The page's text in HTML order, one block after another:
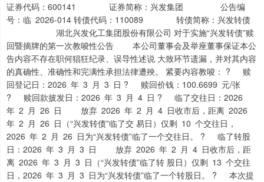
证券代码：600141 证券简称：兴发集团 公告编
号：临 2026-014 转债代码：110089 转债简称：兴发转债
湖北兴发化工集团股份有限公司 对于实施“兴发转债”赎
回暨摘牌的第一次教唆性公告 本公司董事会及举座董事保证本公
告内容不存在职何猖狂纪录、误导性述说 大致环节遗漏，并对其内容
的真确性、准确性和完满性承担法律遭殃。 紧要内容教唆： ? 赎
回登记日：2026 年 3 月 3 日 ? 赎回价钱：100.6699 元/张
? 赎回款披发日：2026 年 3 月 4 日 ? 临了交往日：2026
年 2 月 26 日 放弃 2026 年 2 月 4 日收市后，距离 2026
年 2 月 26 日（“兴发转债”临了交 易日）仅剩 10 个交往日，
2026 年 2 月 26 日为“兴发转债”临了一个交往日。 ? 临了转股
日：2026 年 3 月 3 日 放弃 2026 年 2 月 4 日收市后，距
离 2026 年 3 月 3 日（“兴发转债”临了转 股日）仅剩 13 个交往
日，2026 年 3 月 3 日为“兴发转债”临了一个转股日。 ? 本次提